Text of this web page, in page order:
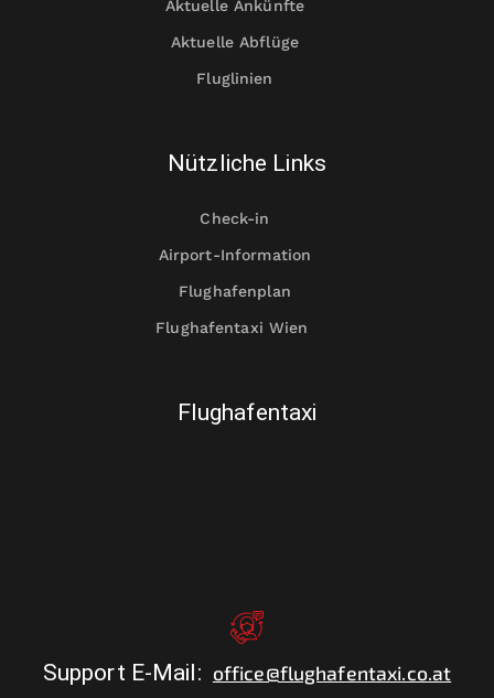
Aktuelle Ankünfte
Aktuelle Abflüge
Fluglinien
Nützliche Links
Check-in
Airport-Information
Flughafenplan
Flughafentaxi Wien
Flughafentaxi
Support E-Mail: office@flughafentaxi.co.at